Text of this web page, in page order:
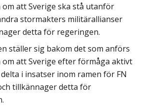
att Sverige ska stå utanför
stormakters militärallianser
detta för regeringen.
ställer sig bakom det som anförs
om att Sverige efter förmåga aktivt
i insatser inom ramen för FN
tillkännager detta för